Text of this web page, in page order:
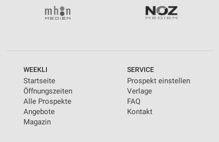
WEEKLI
Startseite
Öffnungszeiten
Alle Prospekte
Angebote
Magazin
SERVICE
Prospekt einstellen
Verlage
FAQ
Kontakt